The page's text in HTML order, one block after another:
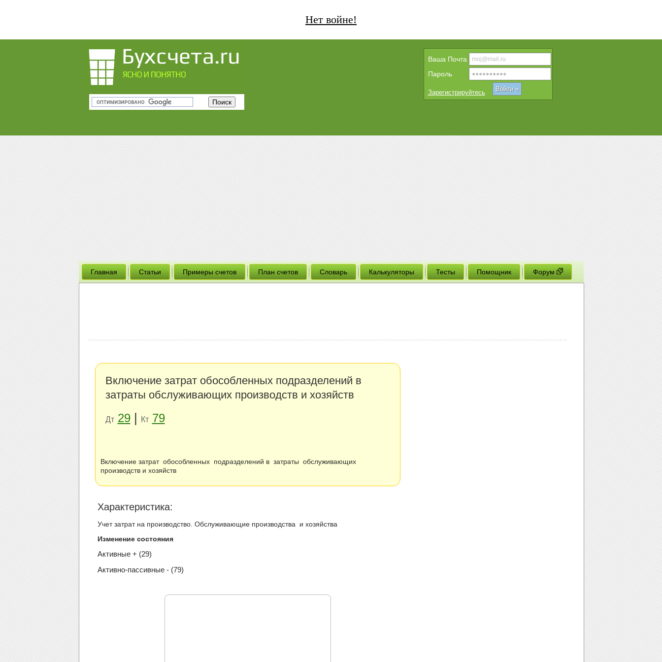
Нет войне!
Вашa Почта
Пароль
Зарегистрируйтесь
Главная Статьи Примеры счетов План счетов Словарь Калькуляторы Тесты Помощник Форум
Включение затрат обособленных подразделений в
затраты обслуживающих производств и хозяйств
Дт 29| Кт 79
Включение затрат обособленных подразделений в затраты обслуживающих
производств и хозяйств
Xарактеристика:
Учет затрат на производство. Обслуживающие производства и хозяйства
Изменение состояния
Активные + (29)
Активно-пассивные - (79)